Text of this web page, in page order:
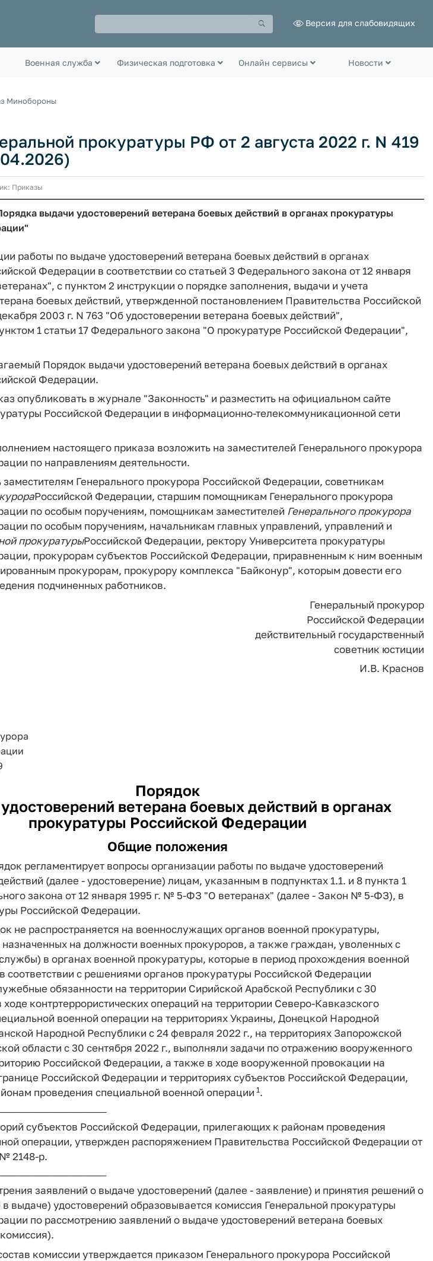
Версия для слабовидящих
Военная служба Физическая подготовка Онлайн сервисы Новости
Минобороны
прокуратуры РФ от 2 августа 2022 г. N 419
Приказы
выдачи удостоверений ветерана боевых действий в органах прокуратуры
работы по выдаче удостоверений ветерана боевых действий в органах
Федерации в соответствии со статьей 3 Федерального закона от 12 января
с пунктом 2 инструкции о порядке заполнения, выдачи и учета
боевых действий, утвержденной постановлением Правительства Российской
2003 г. N 763 "Об удостоверении ветерана боевых действий",
1 статьи 17 Федерального закона "О прокуратуре Российской Федерации",
Порядок выдачи удостоверений ветерана боевых действий в органах
Федерации.
опубликовать в журнале "Законность" и разместить на официальном сайте
Российской Федерации в информационно-телекоммуникационной сети
настоящего приказа возложить на заместителей Генерального прокурора
по направлениям деятельности.
заместителям Генерального прокурора Российской Федерации, советникам
Российской Федерации, старшим помощникам Генерального прокурора
по особым поручениям, помощникам заместителей Генерального прокурора
по особым поручениям, начальникам главных управлений, управлений и
прокуратурыРоссийской Федерации, ректору Университета прокуратуры
прокурорам субъектов Российской Федерации, приравненным к ним военным
прокурорам, прокурору комплекса "Байконур", которым довести его
подчиненных работников.
Генеральный прокурор
Российской Федерации
действительный государственный
советник юстиции
И.В. Краснов
Порядок
ветерана боевых действий в органах
прокуратуры Российской Федерации
Общие положения
регламентирует вопросы организации работы по выдаче удостоверений
(далее - удостоверение) лицам, указанным в подпунктах 1.1. и 8 пункта 1
закона от 12 января 1995 г. № 5-ФЗ "О ветеранах" (далее - Закон № 5-ФЗ), в
Российской Федерации.
не распространяется на военнослужащих органов военной прокуратуры,
на должности военных прокуроров, а также граждан, уволенных с
в органах военной прокуратуры, которые в период прохождения военной
с решениями органов прокуратуры Российской Федерации
обязанности на территории Сирийской Арабской Республики с 30
ходе контртеррористических операций на территории Северо-Кавказского
военной операции на территориях Украины, Донецкой Народной
Народной Республики с 24 февраля 2022 г., на территориях Запорожской
области с 30 сентября 2022 г., выполняли задачи по отражению вооруженного
Российской Федерации, а также в ходе вооруженной провокации на
Российской Федерации и территориях субъектов Российской Федерации,
проведения специальной военной операции 1 .
субъектов Российской Федерации, прилегающих к районам проведения
операции, утвержден распоряжением Правительства Российской Федерации от
№ 2148-р.
заявлений о выдаче удостоверений (далее - заявление) и принятия решений о
выдаче) удостоверений образовывается комиссия Генеральной прокуратуры
по рассмотрению заявлений о выдаче удостоверений ветерана боевых
комиссии утверждается приказом Генерального прокурора Российской